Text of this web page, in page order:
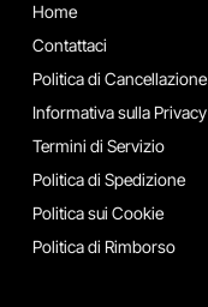
Home
Contattaci
Politica di Cancellazione
Informativa sulla Privacy
Termini di Servizio
Politica di Spedizione
Politica sui Cookie
Politica di Rimborso